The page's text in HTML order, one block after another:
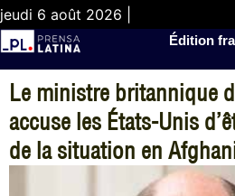
jeudi 6 août 2026 |
Édition
Le ministre britannique
accuse les États-Unis
de la situation en